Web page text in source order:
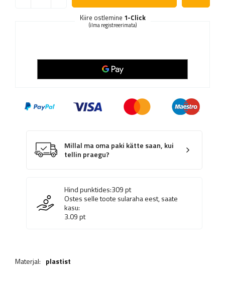
Kiire ostlemine 1-Click
(ilma registreerimata)
Millal ma oma paki kätte saan, kui
tellin praegu?
Hind punktides:309pt
Ostes selle toote sularaha eest, saate
kasu:
3.09pt
Materjal: plastist